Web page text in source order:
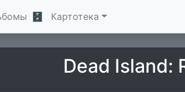
🗄 Картотека
Dead Island: